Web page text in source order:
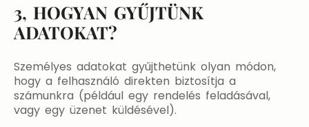
3, HOGYAN GYŰJTÜNK
ADATOKAT?
Személyes adatokat gyűjthetünk olyan módon,
hogy a felhasználó direkten biztosítja a
számunkra (például egy rendelés feladásával,
vagy egy üzenet küldésével).